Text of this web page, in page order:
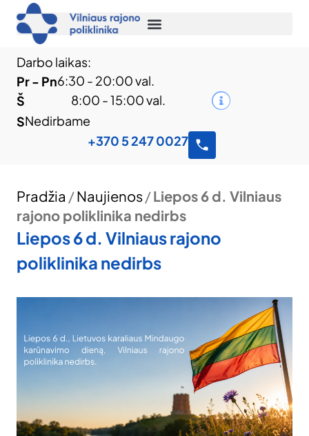
Darbo laikas:
Pr - Pn6:30 - 20:00 val.
Š
8:00 - 15:00 val.
SNedirbame
+370 5 247 0027
Pradžia /Naujienos/Liepos 6 d. Vilniaus
rajono poliklinika nedirbs
Liepos 6 d. Vilniaus rajono
poliklinika nedirbs